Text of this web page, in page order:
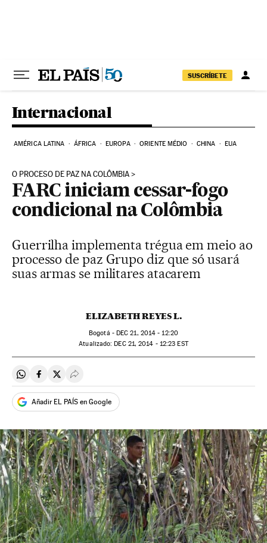
SUSCRÍBETE
Internacional
AMÉRICA LATINA ÁFRICA EUROPA ORIENTE MÉDIO CHINA EUA
O PROCESO DE PAZ NA COLÔMBIA
FARC iniciam cessar-fogo
condicional na Colômbia
Guerrilha implementa trégua em meio ao
processo de paz Grupo diz que só usará
suas armas se militares atacarem
ELIZABETH REYES L.
Bogotá - DEC 21, 2014 - 12:20
atualizado: DEC21, 2014 - 12:23 EST
Compartir en Whatsapp
Compartir en Facebook
Compartir en Twitter
Desplegar Redes Sociales
Añadir EL PAÍS en Google